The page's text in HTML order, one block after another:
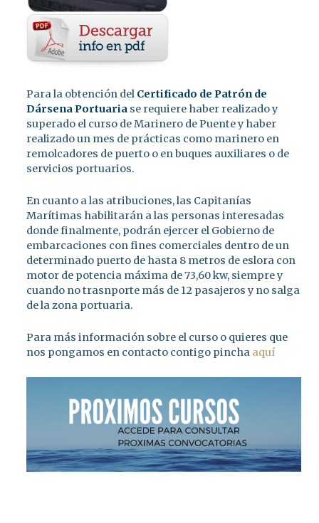
Para la obtención del Certificado de Patrón de
Dársena Portuaria se requiere haber realizado y
superado el curso de Marinero de Puente y haber
realizado un mes de prácticas como marinero en
remolcadores de puerto o en buques auxiliares o de
servicios portuarios.
En cuanto a las atribuciones, las Capitanías
Marítimas habilitarán a las personas interesadas
donde finalmente, podrán ejercer el Gobierno de
embarcaciones con fines comerciales dentro de un
determinado puerto de hasta 8 metros de eslora con
motor de potencia máxima de 73,60 kw, siempre y
cuando no trasnporte más de 12 pasajeros y no salga
de la zona portuaria.
Para más información sobre el curso o quieres que
nos pongamos en contacto contigo pincha aquí